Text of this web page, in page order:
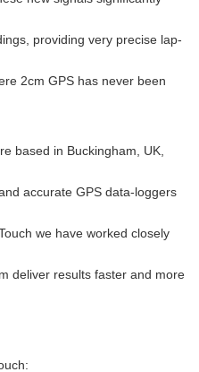
providing very precise lap-
2cm GPS has never been
based in Buckingham, UK,
accurate GPS data-loggers
we have worked closely
deliver results faster and more